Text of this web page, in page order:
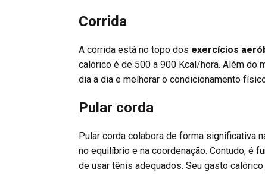
Corrida
A corrida está no topo dos exercícios
calórico é de 500 a 900 Kcal/hora. Além do
dia a dia e melhorar o condicionamento
Pular corda
Pular corda colabora de forma significativa
no equilíbrio e na coordenação. Contudo, é
de usar tênis adequados. Seu gasto